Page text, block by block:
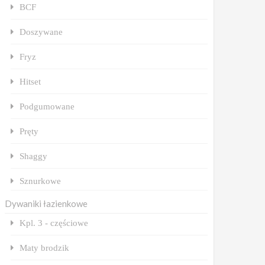
BCF
Doszywane
Fryz
Hitset
Podgumowane
Pręty
Shaggy
Sznurkowe
Dywaniki łazienkowe
Kpl. 3 - częściowe
Maty brodzik